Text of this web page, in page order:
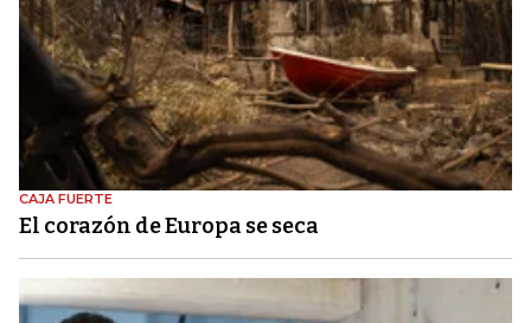
CAJA FUERTE
El corazón de Europa se seca